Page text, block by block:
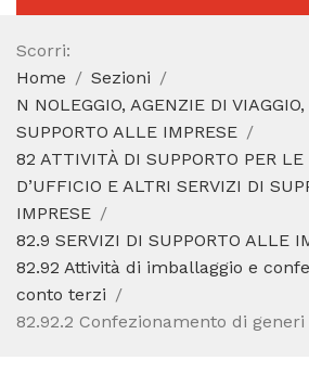
AGGIORNAMENTO 2025
SEZIONI
CODICE ATECO A COSA SERVE
CODICE FISCALE
Scorri:
Home
Sezioni
N NOLEGGIO, AGENZIE DI
SUPPORTO ALLE IMPRESE
82 ATTIVITÀ DI SUPPORTO PER
D’UFFICIO E ALTRI SERVIZI DI
IMPRESE
82.9 SERVIZI DI SUPPORTO ALLE
82.92 Attività di imballaggio e
conto terzi
82.92.2 Confezionamento di